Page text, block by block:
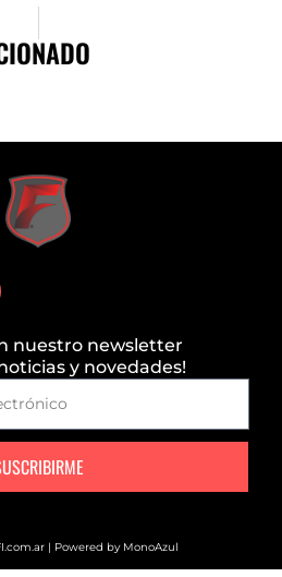
nuestro newsletter
y novedades!
| Powered by MonoAzul